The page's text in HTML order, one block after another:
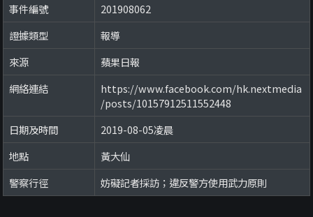
事件編號
201908062
證據類型
報導
來源
蘋果日報
網絡連結
https://www.facebook.com/hk.nextmedia
/posts/10157912511552448
日期及時間
2019-08-05凌晨
地點
黃大仙
警察行徑
妨礙記者採訪；違反警方使用武力原則